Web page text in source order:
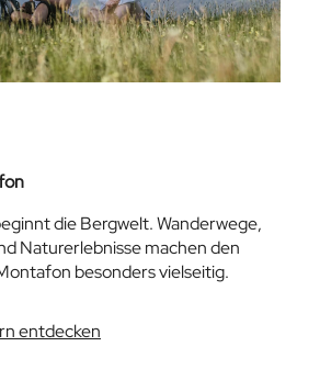
die Bergwelt. Wanderwege,
Naturerlebnisse machen den
besonders vielseitig.
entdecken